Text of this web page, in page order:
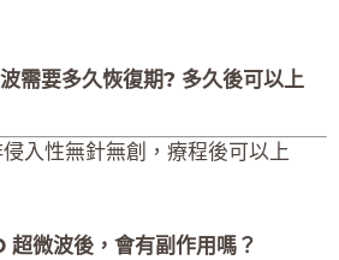
需要多久恢復期? 多久後可以上
入性無針無創，療程後可以上
微波後，會有副作用嗎？